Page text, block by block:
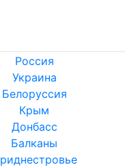
Россия
Украина
Белоруссия
Крым
Донбасс
Балканы